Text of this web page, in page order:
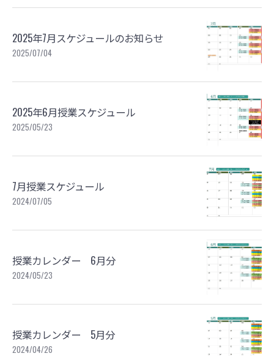
2025年7月スケジュールのお知らせ
2025/07/04
2025年6月授業スケジュール
2025/05/23
7月授業スケジュール
2024/07/05
授業カレンダー 6月分
2024/05/23
授業カレンダー 5月分
2024/04/26